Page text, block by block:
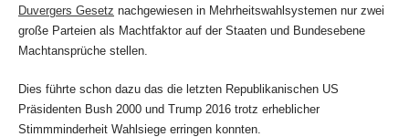
Duvergers Gesetz nachgewiesen in Mehrheitswahlsystemen nur zwei
große Parteien als Machtfaktor auf der Staaten und Bundesebene
Machtansprüche stellen.
Dies führte schon dazu das die letzten Republikanischen US
Präsidenten Bush 2000 und Trump 2016 trotz erheblicher
Stimmminderheit Wahlsiege erringen konnten.